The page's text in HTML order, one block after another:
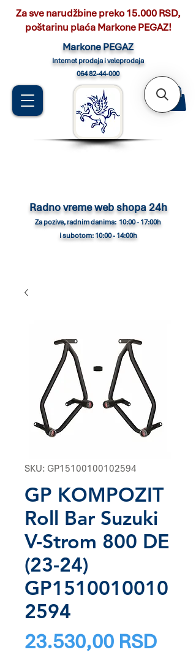
Markone PEGAZ
Internet prodaja i veleprodaja
064 82-44-000
Radno vreme web shopa 24h
Za pozive, radnim danima: 10:00 - 17:00h
i subotom: 10:00 - 14:00h
Za sve narudžbine preko 15.000 RSD,
poštarinu plaća Markone PEGAZ!
SKU: GP15100100102594
GP KOMPOZIT
Roll Bar Suzuki
V-Strom 800 DE
(23-24)
GP1510010010
2594
23.530,00 RSDPrice